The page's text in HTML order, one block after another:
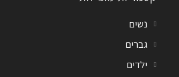
נשים
גברים
ילדים